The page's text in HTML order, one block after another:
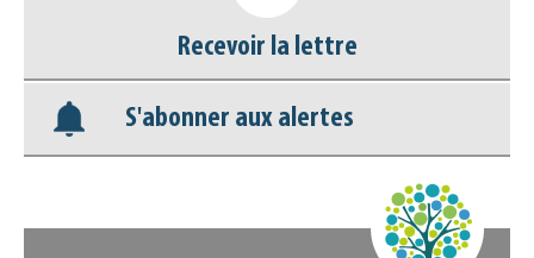
Base documentaire
Nos veilles Scoop.it
Recevoir la lettre
S'abonner aux alertes